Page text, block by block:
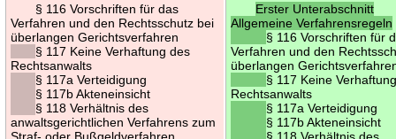
§ 116 Vorschriften für das
Verfahren und den Rechtsschutz bei
überlangen Gerichtsverfahren
§ 117 Keine Verhaftung des
Rechtsanwalts
§ 117a Verteidigung
§ 117b Akteneinsicht
§ 118 Verhältnis des
anwaltsgerichtlichen Verfahrens zum
Straf- oder Bußgeldverfahren
Erster Unterabschnitt
Allgemeine Verfahrensregeln
§ 116 Vorschriften für
Verfahren und den
überlangen
§ 117 Keine
Rechtsanwalts
§ 117a Verteidigung
§ 117b Akteneinsicht
§ 118 Verhältnis des